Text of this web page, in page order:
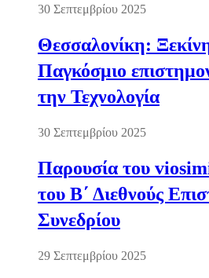
30 Σεπτεμβρίου 2025
Θεσσαλονίκη:
Παγκόσμιο
την Τεχνολογία
30 Σεπτεμβρίου 2025
Παρουσία του
του Β΄ Διεθνούς
Συνεδρίου
29 Σεπτεμβρίου 2025